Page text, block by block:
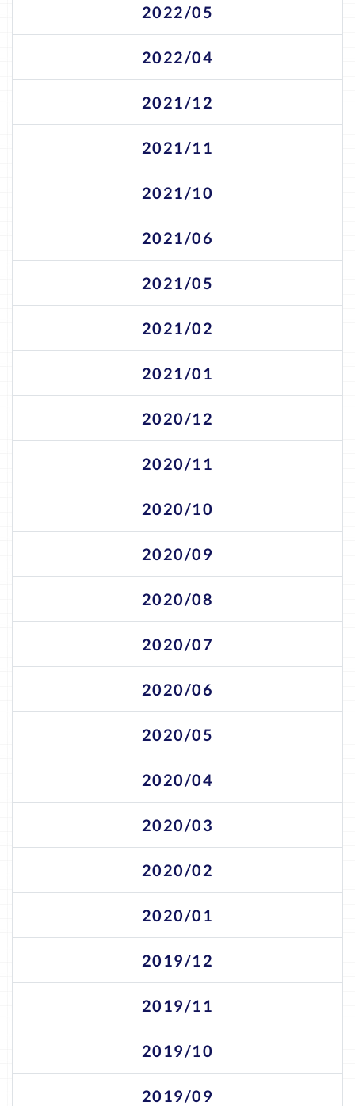
2022/05
2022/04
2021/12
2021/11
2021/10
2021/06
2021/05
2021/02
2021/01
2020/12
2020/11
2020/10
2020/09
2020/08
2020/07
2020/06
2020/05
2020/04
2020/03
2020/02
2020/01
2019/12
2019/11
2019/10
2019/09